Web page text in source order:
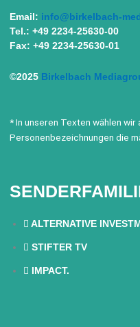
Email: info@birkelbach-
Tel.: +49 2234-25630-00
Fax: +49 2234-25630-01
©2025 Birkelbach
* In unseren Texten wählen
Personenbezeichnungen die
ALTERNATIVE
STIFTER TV
IMPACT.